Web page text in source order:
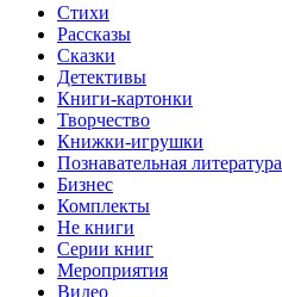
Стихи
Рассказы
Сказки
Детективы
Книги-картонки
Творчество
Книжки-игрушки
Познавательная литература
Бизнес
Комплекты
Не книги
Серии книг
Мероприятия
Видео